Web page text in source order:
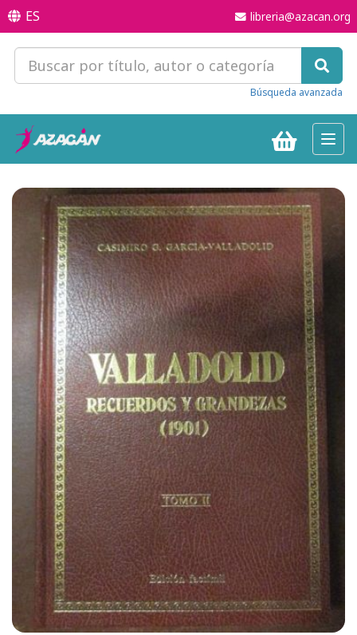
ES libreria@azacan.org
Búsqueda avanzada